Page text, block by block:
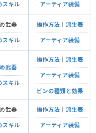
スキル アーティア装備
武器
スキル
操作方法 派生表
アーティア装備
武器
スキル
操作方法 派生表
アーティア装備
ビンの種類と効果
武器
スキル
操作方法 派生表
アーティア装備